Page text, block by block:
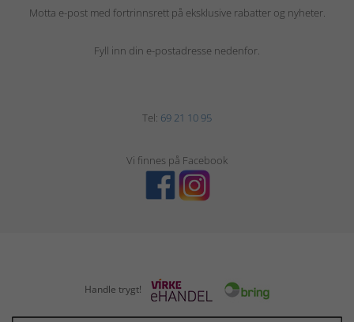
Motta e-post med fortrinnsrett på eksklusive rabatter og nyheter.
Fyll inn din e-postadresse nedenfor.
Tel: 69 21 10 95
Vi finnes på Facebook
Handle trygt!